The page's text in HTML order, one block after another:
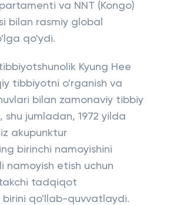
va NNT (Kongo)
bilan rasmiy global
qo'ydi.
Kyung Hee
tibbiyotni o'rganish va
bilan zamonaviy tibbiy
shu jumladan, 1972 yilda
akupunktur
birinchi namoyishini
namoyish etish uchun
tadqiqot
qo'llab-quvvatlaydi.